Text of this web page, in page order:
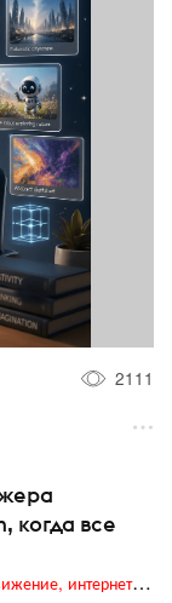
2111
когда все
Digital (web-дизайн, интернет-реклама и продвижение, интернет-сообщества и блоги, интернет-коммуникации, мобильный маркетинг, реклама на цифровых экранах)